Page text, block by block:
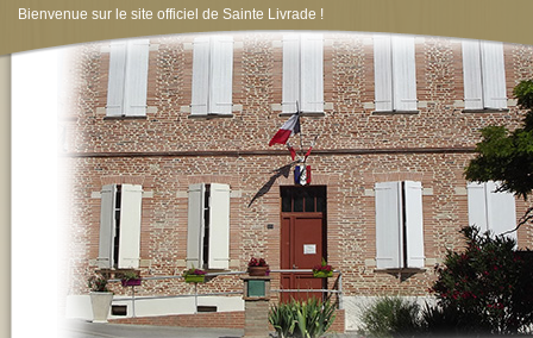
Bienvenue sur le site officiel de Sainte Livrade !